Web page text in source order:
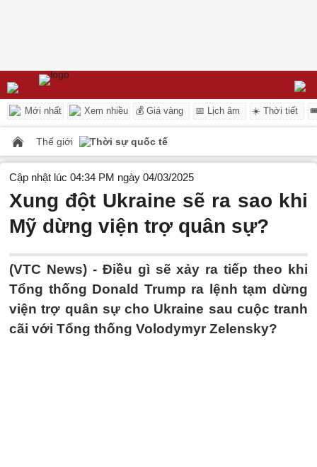
Mới nhất Xem nhiều 💰 Giá vàng 📅 Lịch âm ☀️ Thời tiết
Thế giới Thời sự quốc tế
Cập nhật lúc 04:34 PM ngày 04/03/2025
Xung đột Ukraine sẽ ra sao khi
Mỹ dừng viện trợ quân sự?
(VTC News) - Điều gì sẽ xảy ra tiếp theo khi
Tổng thống Donald Trump ra lệnh tạm dừng
viện trợ quân sự cho Ukraine sau cuộc tranh
cãi với Tổng thống Volodymyr Zelensky?